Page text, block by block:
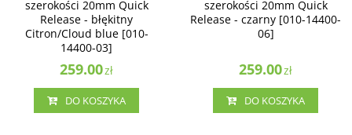
Citron/Cloud blue [010-14400-03]
szerokości 20mm Quick
Release - błękitny
Citron/Cloud blue [010-
14400-03]
259.00zł
DO KOSZYKA
14400-06]
szerokości 20mm Quick
Release - czarny [010-14400-
06]
259.00zł
DO KOSZYKA